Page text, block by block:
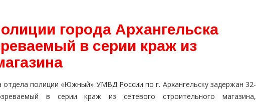
города Архангельска
в серии краж из
отдела полиции «Южный» УМВД России по г. Архангельску задержан 32-
в серии краж из сетевого строительного магазина,